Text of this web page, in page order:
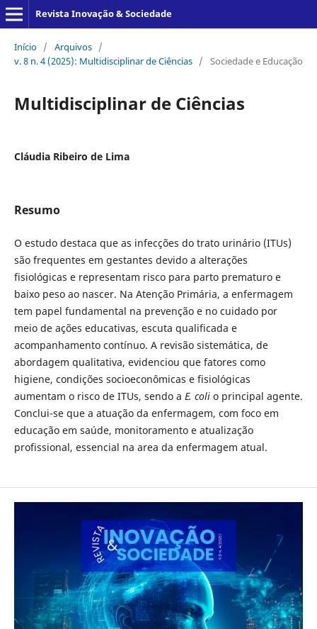
Revista Inovação & Sociedade
Início / Arquivos /
v. 8 n. 4 (2025): Multidisciplinar de Ciências / Sociedade e Educação
Multidisciplinar de Ciências
Cláudia Ribeiro de Lima
Resumo
O estudo destaca que as infecções do trato urinário (ITUs)
são frequentes em gestantes devido a alterações
fisiológicas e representam risco para parto prematuro e
baixo peso ao nascer. Na Atenção Primária, a enfermagem
tem papel fundamental na prevenção e no cuidado por
meio de ações educativas, escuta qualificada e
acompanhamento contínuo. A revisão sistemática, de
abordagem qualitativa, evidenciou que fatores como
higiene, condições socioeconômicas e fisiológicas
aumentam o risco de ITUs, sendo a E. colio principal agente.
Conclui-se que a atuação da enfermagem, com foco em
educação em saúde, monitoramento e atualização
profissional, essencial na area da enfermagem atual.